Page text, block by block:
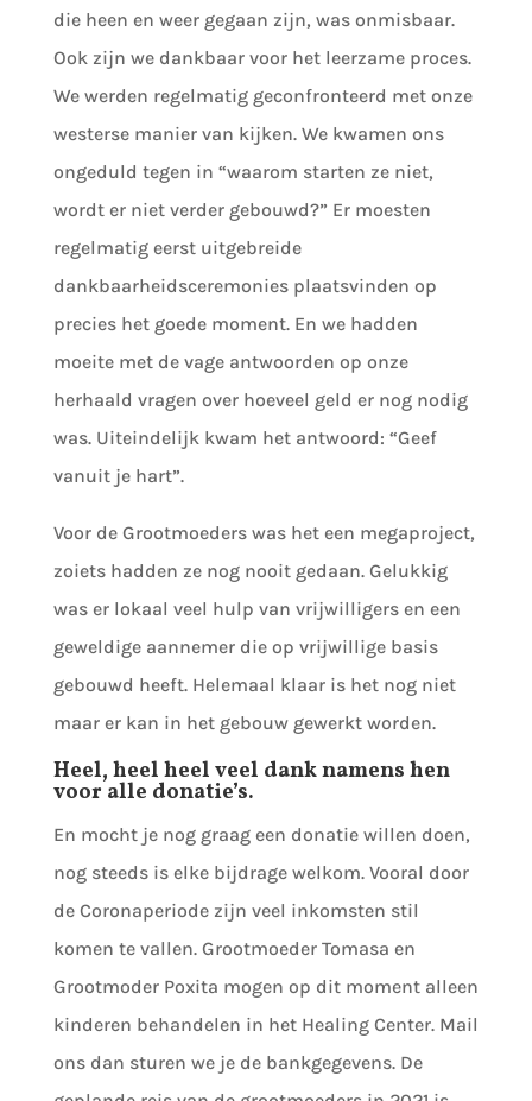
die heen en weer gegaan zijn, was onmisbaar.
Ook zijn we dankbaar voor het leerzame proces.
We werden regelmatig geconfronteerd met onze
westerse manier van kijken. We kwamen ons
ongeduld tegen in “waarom starten ze niet,
wordt er niet verder gebouwd?” Er moesten
regelmatig eerst uitgebreide
dankbaarheidsceremonies plaatsvinden op
precies het goede moment. En we hadden
moeite met de vage antwoorden op onze
herhaald vragen over hoeveel geld er nog nodig
was. Uiteindelijk kwam het antwoord: “Geef
vanuit je hart”.
Voor de Grootmoeders was het een megaproject,
zoiets hadden ze nog nooit gedaan. Gelukkig
was er lokaal veel hulp van vrijwilligers en een
geweldige aannemer die op vrijwillige basis
gebouwd heeft. Helemaal klaar is het nog niet
maar er kan in het gebouw gewerkt worden.
Heel, heel heel veel dank namens hen
voor alle donatie’s.
En mocht je nog graag een donatie willen doen,
nog steeds is elke bijdrage welkom. Vooral door
de Coronaperiode zijn veel inkomsten stil
komen te vallen. Grootmoeder Tomasa en
Grootmoder Poxita mogen op dit moment alleen
kinderen behandelen in het Healing Center. Mail
ons dan sturen we je de bankgegevens. De